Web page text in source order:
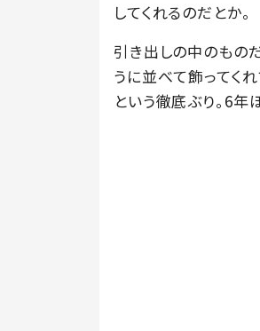
してくれるのだとか。
引き出しの中のもの
うに並べて飾ってく
という徹底ぶり。6年